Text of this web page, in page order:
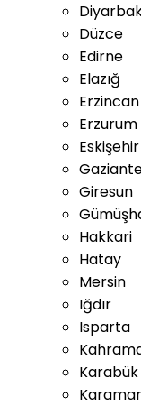
Düzce
Edirne
Elazığ
Erzincan
Erzurum
Eskişehir
Giresun
Hakkari
Hatay
Mersin
Iğdır
Isparta
Karabük